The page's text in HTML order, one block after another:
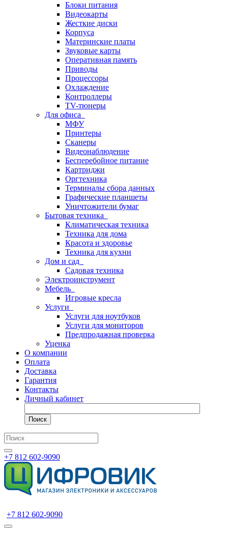
Блоки питания
Видеокарты
Жесткие диски
Корпуса
Материнские платы
Звуковые карты
Оперативная память
Приводы
Процессоры
Охлаждение
Контроллеры
TV-тюнеры
Для офиса
МФУ
Принтеры
Сканеры
Видеонаблюдение
Бесперебойное питание
Картриджи
Оргтехника
Терминалы сбора данных
Графические планшеты
Уничтожители бумаг
Бытовая техника
Климатическая техника
Техника для дома
Красота и здоровье
Техника для кухни
Дом и сад
Садовая техника
Электроинструмент
Мебель
Игровые кресла
Услуги
Услуги для ноутбуков
Услуги для мониторов
Предпродажная проверка
Уценка
О компании
Оплата
Доставка
Гарантия
Контакты
Личный кабинет
Поиск
+7 812 602-9090
+7 812 602-9090